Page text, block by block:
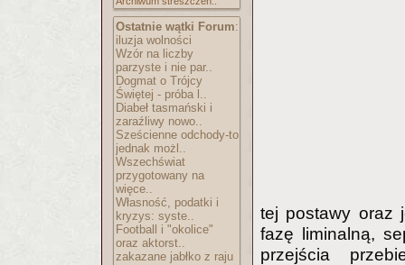
Ostatnie wątki Forum:
iluzja wolności
Wzór na liczby
parzyste i nie par..
Dogmat o Trójcy
Świętej - próba l..
Diabeł tasmański i
zaraźliwy nowo..
Sześcienne odchody-to
jednak możl..
Wszechświat
przygotowany na
więce..
Własność, podatki i
kryzys: syste..
Football i "okolice"
oraz aktorst..
zakazane jabłko z raju
tej postawy oraz
fazę liminalną,
przejścia